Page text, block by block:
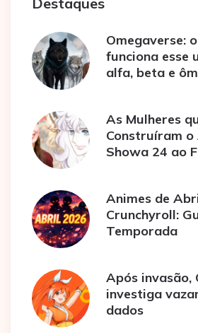
Omegaverse:
funciona esse
alfa, beta e
As Mulheres
Construíram o
Showa 24 ao
Animes de
Crunchyroll:
Temporada
Após invasão,
investiga
dados